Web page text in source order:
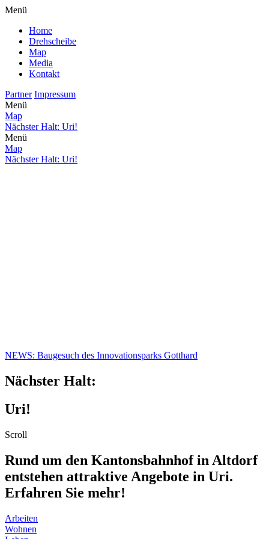
Menü
Home
Drehscheibe
Map
Media
Kontakt
Partner Impressum
Menü
Map
Nächster Halt: Uri!
Menü
Map
Nächster Halt: Uri!
NEWS: Baugesuch des Innovationsparks Gotthard
Nächster Halt:
Uri!
Scroll
Rund um den Kantonsbahnhof in Altdorf
entstehen attraktive Angebote in Uri.
Erfahren Sie mehr!
Arbeiten
Wohnen